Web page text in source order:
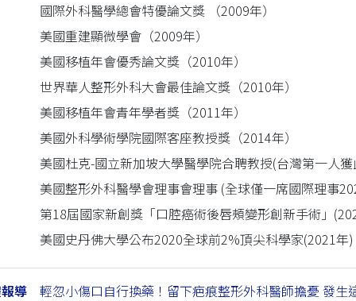
國際外科醫學總會特優論文獎 （2009年）
美國重建顯微學會（2009年）
美國移植年會優秀論文獎（2010年）
世界華人整形外科大會最佳論文獎（2010年）
美國移植年會青年學者獎（2011年）
美國外科學術學院國際客座教授獎（2014年）
美國杜克-國立新加坡大學醫學院合聘教授(台灣第一人
美國整形外科醫學會理事會理事 (全球僅一席國際理事
第18屆國家新創獎「口腔癌術後唇頰變形創新手術」
美國史丹佛大學公布2020全球前2%頂尖科學家(2021年)
導
輕忽小傷口自行換藥！留下疤痕整形外科醫師擔憂 發生